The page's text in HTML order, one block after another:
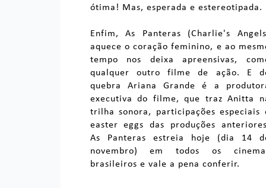
ótima! Mas, esperada e estereotipada.
Enfim, As Panteras (Charlie's
aquece o coração feminino, e ao
tempo nos deixa apreensivas,
qualquer outro filme de ação. E
quebra Ariana Grande é a
executiva do filme, que traz Anitta
trilha sonora, participações especiais
easter eggs das produções
As Panteras estreia hoje (dia 14
novembro) em todos os
brasileiros e vale a pena conferir.